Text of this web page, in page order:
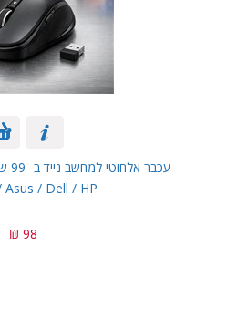
Asus / Dell / HP
98 ₪